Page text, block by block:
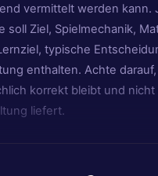
vermittelt werden kann.
soll Ziel, Spielmechanik,
typische
enthalten. Achte
korrekt bleibt und nicht
liefert.